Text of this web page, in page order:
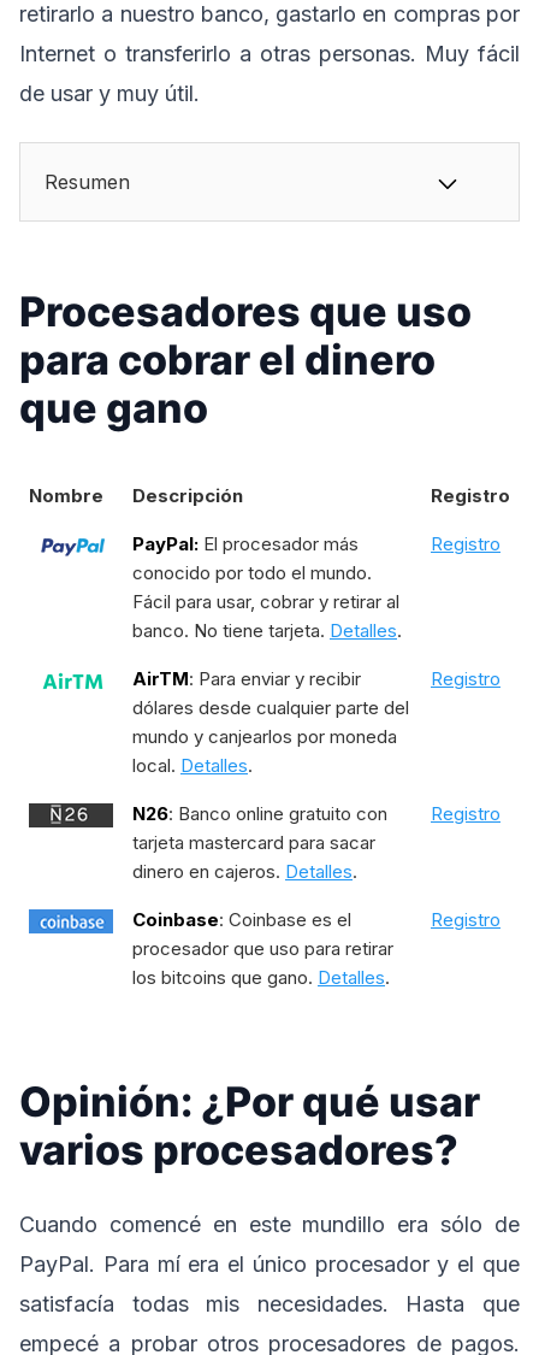
retirarlo a nuestro banco, gastarlo en compras por
Internet o transferirlo a otras personas. Muy fácil
de usar y muy útil.
Resumen
Procesadores que uso
para cobrar el dinero
que gano
Nombre Descripción Registro
PayPal: El procesador más
conocido por todo el mundo.
Fácil para usar, cobrar y retirar al
banco. No tiene tarjeta. Detalles.
Registro
AirTM: Para enviar y recibir
dólares desde cualquier parte del
mundo y canjearlos por moneda
local. Detalles.
Registro
N26: Banco online gratuito con
tarjeta mastercard para sacar
dinero en cajeros. Detalles.
Registro
Coinbase: Coinbase es el
procesador que uso para retirar
los bitcoins que gano. Detalles.
Registro
Opinión: ¿Por qué usar
varios procesadores?
Cuando comencé en este mundillo era sólo de
PayPal. Para mí era el único procesador y el que
satisfacía todas mis necesidades. Hasta que
empecé a probar otros procesadores de pagos.